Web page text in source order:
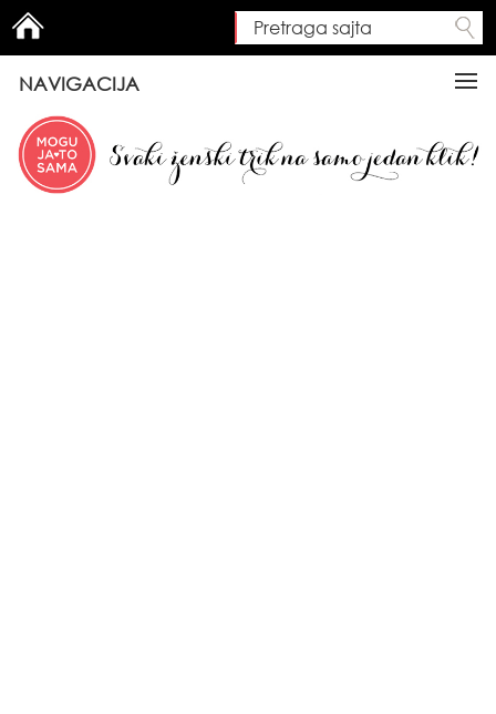
Search form
Pretraga sajta
NAVIGACIJA